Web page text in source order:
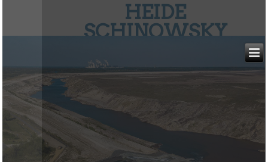
HEIDE
SCHINOWSKY